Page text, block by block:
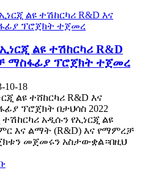
ልዩ ተሽከርካሪ R&D
ማስፋፊያ ፕሮጀክት ተጀመረ
10-18
ልዩ ተሸከርካሪ R&D እና
ፕሮጀክት በታህሳስ 2022
አዲሱን የኢነርጂ ልዩ
እና ልማት (R&D) እና የማምረቻ
መጀመሩን አስታውቋል።በዚህ